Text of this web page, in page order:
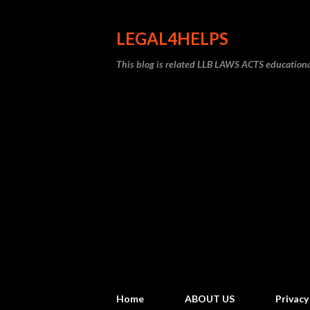
LEGAL4HELPS
This blog is related LLB LAWS ACTS
Home ABOUT US